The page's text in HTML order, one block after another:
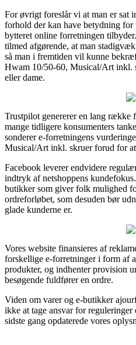
For øvrigt foreslår vi at man er sat
forhold der kan have betydning
bytteret online forretningen
tilmed afgørende, at man
så man i fremtiden vil kunne
Hwam 10/50-60, Musical/Art inkl.
eller dame.
Trustpilot genererer en lang
mange tidligere konsumenters
sonderer e-forretningens
Musical/Art inkl. skruer forud for
Facebook leverer endvidere
indtryk af netshoppens
butikker som giver folk mulighed
ordreforløbet, som desuden bør
glade kunderne er.
Vores website finansieres af
forskellige e-forretninger i form af
produkter, og indhenter provision
besøgende fuldfører en ordre.
Viden om varer og e-butikker
ikke at tage ansvar for
sidste gang opdaterede vores